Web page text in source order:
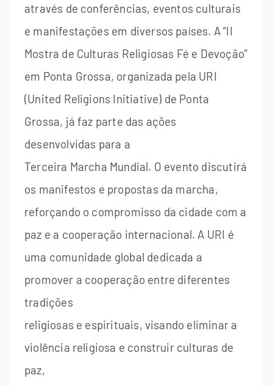
através de conferências, eventos culturais
e manifestações em diversos países. A “II
Mostra de Culturas Religiosas Fé e Devoção”
em Ponta Grossa, organizada pela URI
(United Religions Initiative) de Ponta
Grossa, já faz parte das ações
desenvolvidas para a
Terceira Marcha Mundial. O evento discutirá
os manifestos e propostas da marcha,
reforçando o compromisso da cidade com a
paz e a cooperação internacional. A URI é
uma comunidade global dedicada a
promover a cooperação entre diferentes
tradições
religiosas e espirituais, visando eliminar a
violência religiosa e construir culturas de
paz,